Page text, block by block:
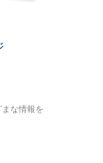
な情報を